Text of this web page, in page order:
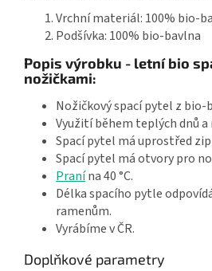
Vrchní materiál: 100% bio-
Podšívka: 100% bio-bavlna
Popis výrobku - letní bio
nožičkami:
Nožičkový spací pytel z bio-
Využití během teplých dnů a
Spací pytel má uprostřed
Spací pytel má otvory pro
Pranína 40 °C.
Délka spacího pytle
ramenům.
Vyrábíme v ČR.
Doplňkové parametry